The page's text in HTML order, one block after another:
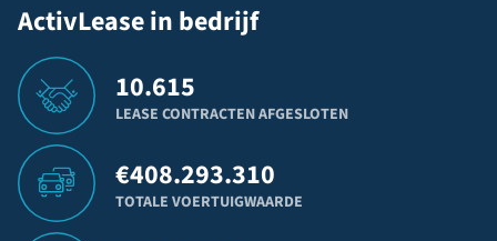
ActivLease in bedrijf
10.615
LEASE CONTRACTEN AFGESLOTEN
€408.293.310
TOTALE VOERTUIGWAARDE